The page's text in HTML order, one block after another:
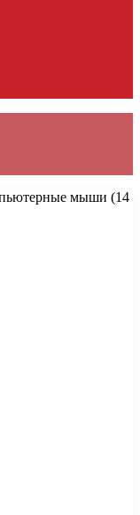
мыши (14